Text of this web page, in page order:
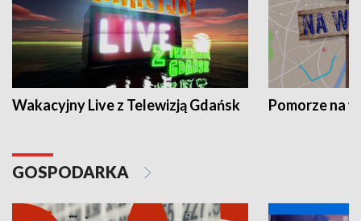
Wakacyjny Live z Telewizją Gdańsk Pomorze na
GOSPODARKA